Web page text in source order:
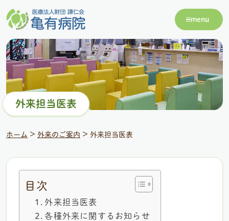
menu
外来担当医表
ホーム > 外来のご案内 > 外来担当医表
目次
外来担当医表
各種外来に関するお知らせ